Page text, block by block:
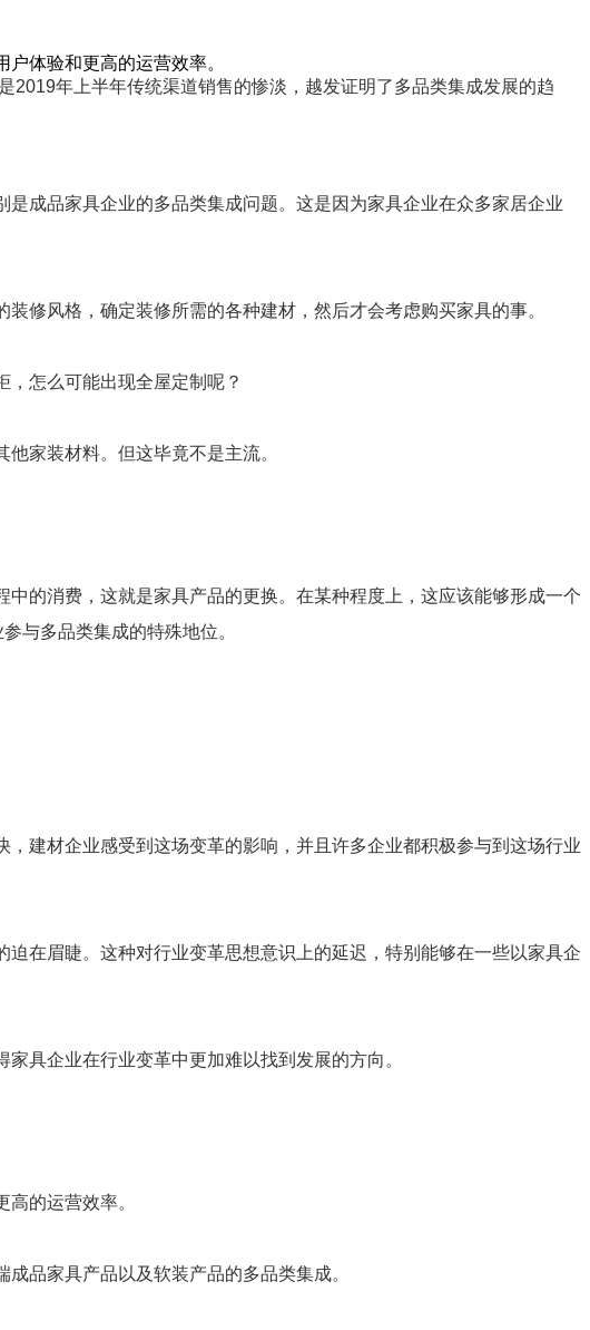
体验和更高的运营效率。
年上半年传统渠道销售的惨淡，越发证明了多品类集成发展的趋
成品家具企业的多品类集成问题。这是因为家具企业在众多家居企业
修风格，确定装修所需的各种建材，然后才会考虑购买家具的事。
怎么可能出现全屋定制呢？
家装材料。但这毕竟不是主流。
的消费，这就是家具产品的更换。在某种程度上，这应该能够形成一个
与多品类集成的特殊地位。
建材企业感受到这场变革的影响，并且许多企业都积极参与到这场行业
在眉睫。这种对行业变革思想意识上的延迟，特别能够在一些以家具企
具企业在行业变革中更加难以找到发展的方向。
的运营效率。
品家具产品以及软装产品的多品类集成。